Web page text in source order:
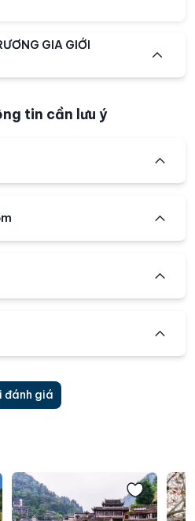
GIA GIỚI
tin cần lưu ý
đánh giá